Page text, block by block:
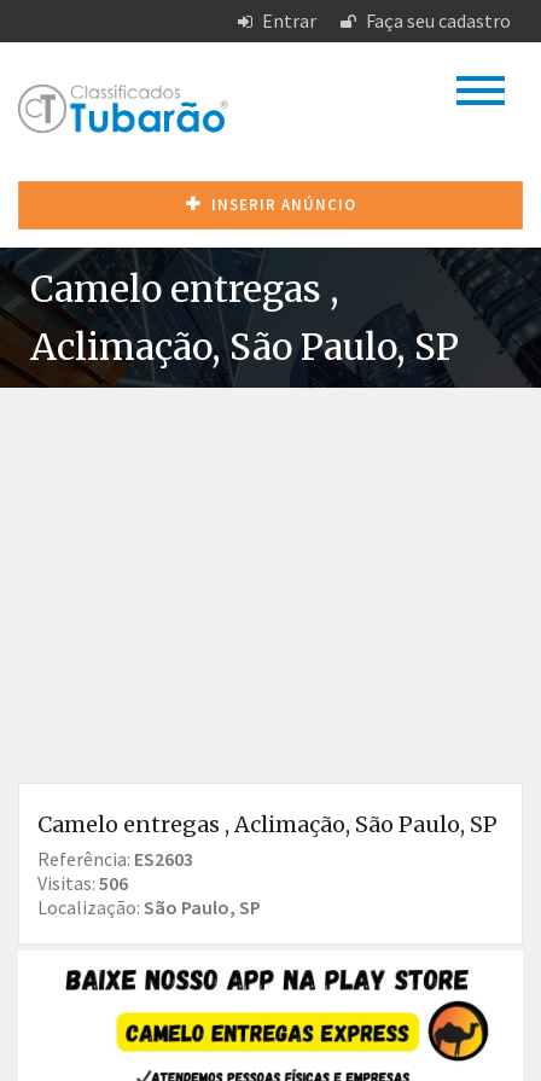
Entrar Faça seu cadastro
INSERIR ANÚNCIO
Camelo entregas ,
Aclimação, São Paulo, SP
Camelo entregas , Aclimação, São Paulo, SP
Referência: ES2603
Visitas: 506
Localização: São Paulo, SP